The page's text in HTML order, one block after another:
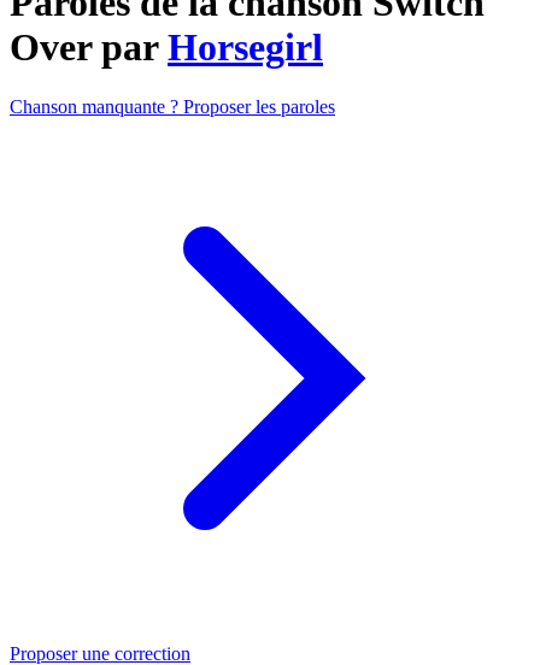
Over parHorsegirl
Chanson manquante ? Proposer les paroles
Proposer une correction